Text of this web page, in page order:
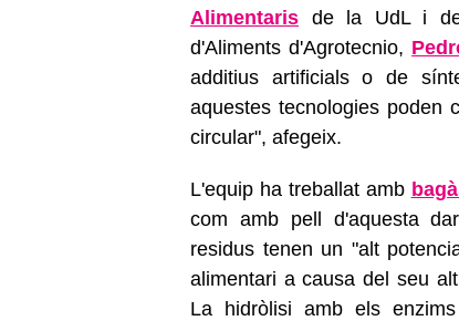
Alimentaris de la UdL i
d'Aliments d'Agrotecnio,
additius artificials o de
aquestes tecnologies poden
circular", afegeix.
L'equip ha treballat amb
com amb pell d'aquesta
residus tenen un "alt
alimentari a causa del seu
La hidròlisi amb els enzims